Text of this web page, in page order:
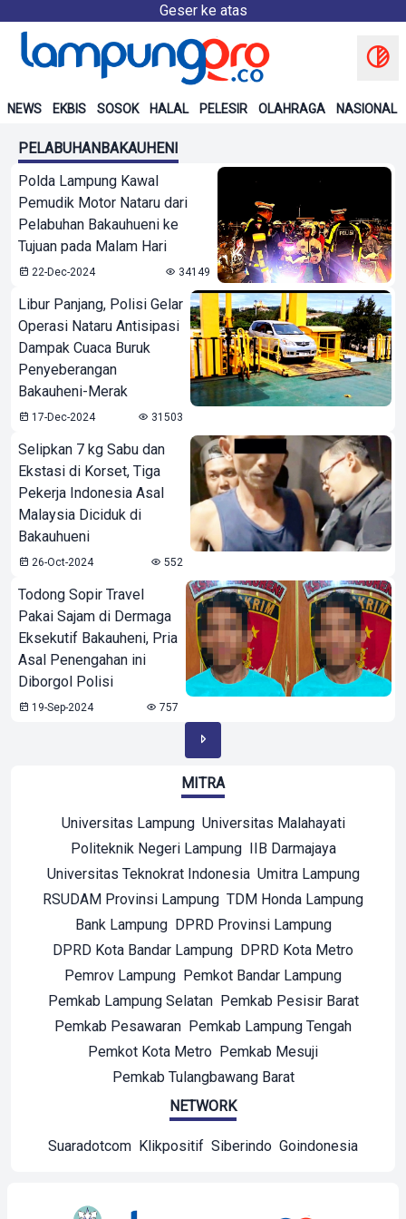
Geser ke atas
NEWS EKBIS SOSOK HALAL PELESIR OLAHRAGA NASIONAL
PELABUHANBAKAUHENI
Polda Lampung Kawal
Pemudik Motor Nataru dari
Pelabuhan Bakauhueni ke
Tujuan pada Malam Hari
22-Dec-2024 34149
Libur Panjang, Polisi Gelar
Operasi Nataru Antisipasi
Dampak Cuaca Buruk
Penyeberangan
Bakauheni-Merak
17-Dec-2024 31503
Selipkan 7 kg Sabu dan
Ekstasi di Korset, Tiga
Pekerja Indonesia Asal
Malaysia Diciduk di
Bakauhueni
26-Oct-2024 552
Todong Sopir Travel
Pakai Sajam di Dermaga
Eksekutif Bakauheni, Pria
Asal Penengahan ini
Diborgol Polisi
19-Sep-2024 757
MITRA
Universitas Lampung Universitas Malahayati
Politeknik Negeri Lampung IIB Darmajaya
Universitas Teknokrat Indonesia Umitra Lampung
RSUDAM Provinsi Lampung TDM Honda Lampung
Bank Lampung DPRD Provinsi Lampung
DPRD Kota Bandar Lampung DPRD Kota Metro
Pemrov Lampung Pemkot Bandar Lampung
Pemkab Lampung Selatan Pemkab Pesisir Barat
Pemkab Pesawaran Pemkab Lampung Tengah
Pemkot Kota Metro Pemkab Mesuji
Pemkab Tulangbawang Barat
NETWORK
Suaradotcom Klikpositif Siberindo Goindonesia